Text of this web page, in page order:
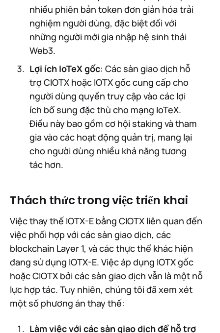
nhiều phiên bản token đơn giản hóa trải
nghiệm người dùng, đặc biệt đối với
những người mới gia nhập hệ sinh thái
Web3.
Lợi ích IoTeX gốc: Các sàn giao dịch hỗ
trợ CIOTX hoặc IOTX gốc cung cấp cho
người dùng quyền truy cập vào các lợi
ích bổ sung đặc thù cho mạng IoTeX.
Điều này bao gồm cơ hội staking và tham
gia vào các hoạt động quản trị, mang lại
cho người dùng nhiều khả năng tương
tác hơn.
Thách thức trong việc triển khai
Việc thay thế IOTX-E bằng CIOTX liên quan đến
việc phối hợp với các sàn giao dịch, các
blockchain Layer 1, và các thực thể khác hiện
đang sử dụng IOTX-E. Việc áp dụng IOTX gốc
hoặc CIOTX bởi các sàn giao dịch vẫn là một nỗ
lực hợp tác. Tuy nhiên, chúng tôi đã xem xét
một số phương án thay thế:
Làm việc với các sàn giao dịch để hỗ trợ